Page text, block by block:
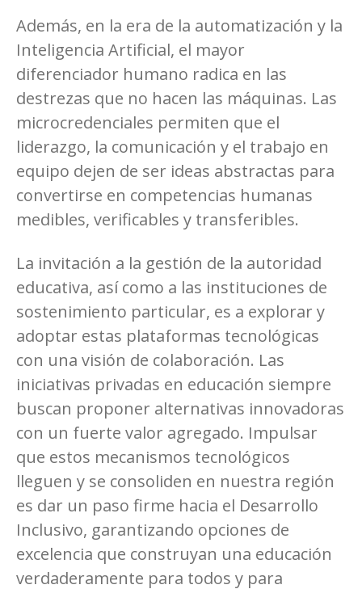
Además, en la era de la automatización y la
Inteligencia Artificial, el mayor
diferenciador humano radica en las
destrezas que no hacen las máquinas. Las
microcredenciales permiten que el
liderazgo, la comunicación y el trabajo en
equipo dejen de ser ideas abstractas para
convertirse en competencias humanas
medibles, verificables y transferibles.
La invitación a la gestión de la autoridad
educativa, así como a las instituciones de
sostenimiento particular, es a explorar y
adoptar estas plataformas tecnológicas
con una visión de colaboración. Las
iniciativas privadas en educación siempre
buscan proponer alternativas innovadoras
con un fuerte valor agregado. Impulsar
que estos mecanismos tecnológicos
lleguen y se consoliden en nuestra región
es dar un paso firme hacia el Desarrollo
Inclusivo, garantizando opciones de
excelencia que construyan una educación
verdaderamente para todos y para